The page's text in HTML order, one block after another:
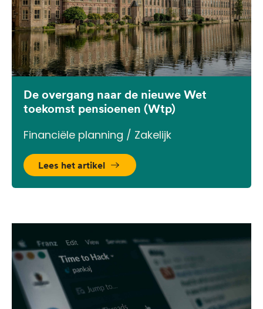
De overgang naar de nieuwe Wet
toekomst pensioenen (Wtp)
Financiële planning / Zakelijk
Lees het artikel